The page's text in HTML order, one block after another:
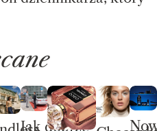
Jak dobrze